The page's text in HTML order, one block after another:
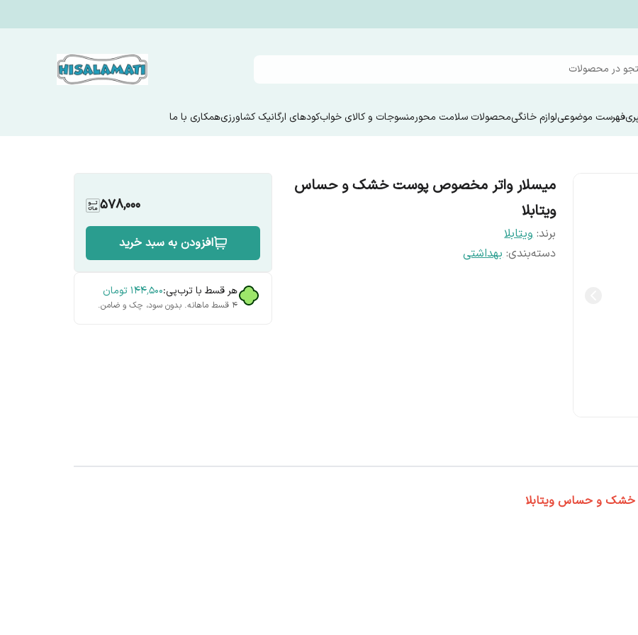
در محصولات
فهرست موضوعیلوازم خانگیمحصولات سلامت محورمنسوجات و کالای خوابکودهای ارگانیک کشاورزیهمکاری با ما
میسلار واتر مخصوص پوست خشک و حساس
ویتابلا
برند: ویتابلا
دسته‌بندی:بهداشتی
578,000
افزودن به سبد خرید
هر قسط با ترب‌پی:۱۴۴٬۵۰۰تومان
۴ قسط ماهانه. بدون سود، چک و ضامن.
خشک و حساس ویتابلا